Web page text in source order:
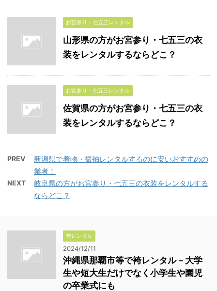
お宮参り・七五三レンタル
山形県の方がお宮参り・七五三の衣
装をレンタルするならどこ？
お宮参り・七五三レンタル
佐賀県の方がお宮参り・七五三の衣
装をレンタルするならどこ？
PREV
新潟県で着物・振袖レンタルするのに安いおすすめの
業者！
NEXT
岐阜県の方がお宮参り・七五三の衣装をレンタルする
ならどこ？
袴レンタル
2024/12/11
沖縄県那覇市等で袴レンタル－大学
生や短大生だけでなく小学生や園児
の卒業式にも